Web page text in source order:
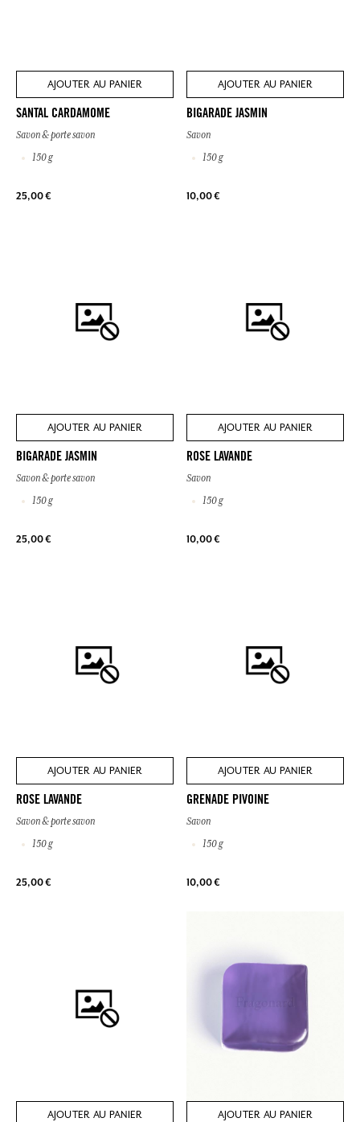
AJOUTER AU PANIER
SANTAL CARDAMOME
Savon & porte savon
150 g
25,00 €
AJOUTER AU PANIER
BIGARADE JASMIN
Savon
150 g
10,00 €
AJOUTER AU PANIER
BIGARADE JASMIN
Savon & porte savon
150 g
25,00 €
AJOUTER AU PANIER
ROSE LAVANDE
Savon
150 g
10,00 €
AJOUTER AU PANIER
ROSE LAVANDE
Savon & porte savon
150 g
25,00 €
AJOUTER AU PANIER
GRENADE PIVOINE
Savon
150 g
10,00 €
AJOUTER AU PANIER AJOUTER AU PANIER